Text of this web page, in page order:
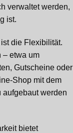
verwaltet werden,
ist.
die Flexibilität.
– etwa um
Gutscheine oder
Shop mit dem
aufgebaut werden
bietet